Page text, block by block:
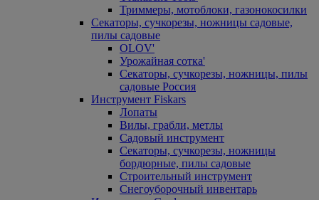
Триммеры, мотоблоки, газонокосилки
Секаторы, сучкорезы, ножницы садовые,
пилы садовые
OLOV'
Урожайная сотка'
Секаторы, сучкорезы, ножницы, пилы
садовые Россия
Инструмент Fiskars
Лопаты
Вилы, грабли, метлы
Садовый инструмент
Секаторы, сучкорезы, ножницы
бордюрные, пилы садовые
Строительный инструмент
Снегоуборочный инвентарь